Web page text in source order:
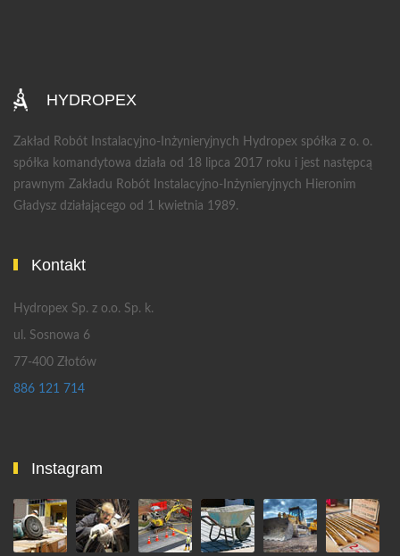
HYDROPEX
Zakład Robót Instalacyjno-Inżynieryjnych Hydropex spółka z o. o.
spółka komandytowa działa od 18 lipca 2017 roku i jest następcą
prawnym Zakładu Robót Instalacyjno-Inżynieryjnych Hieronim
Gładysz działającego od 1 kwietnia 1989.
Kontakt
Hydropex Sp. z o.o. Sp. k.
ul. Sosnowa 6
77-400 Złotów
886 121 714
Instagram